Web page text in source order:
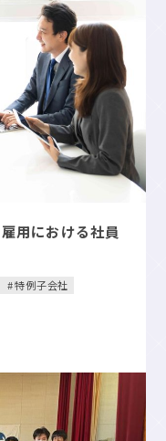
用における社員
特例子会社